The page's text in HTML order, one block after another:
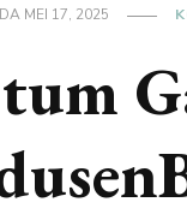
MEI 17, 2025